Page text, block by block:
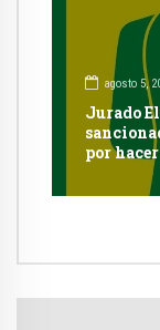
agosto 5,
Jurado
por